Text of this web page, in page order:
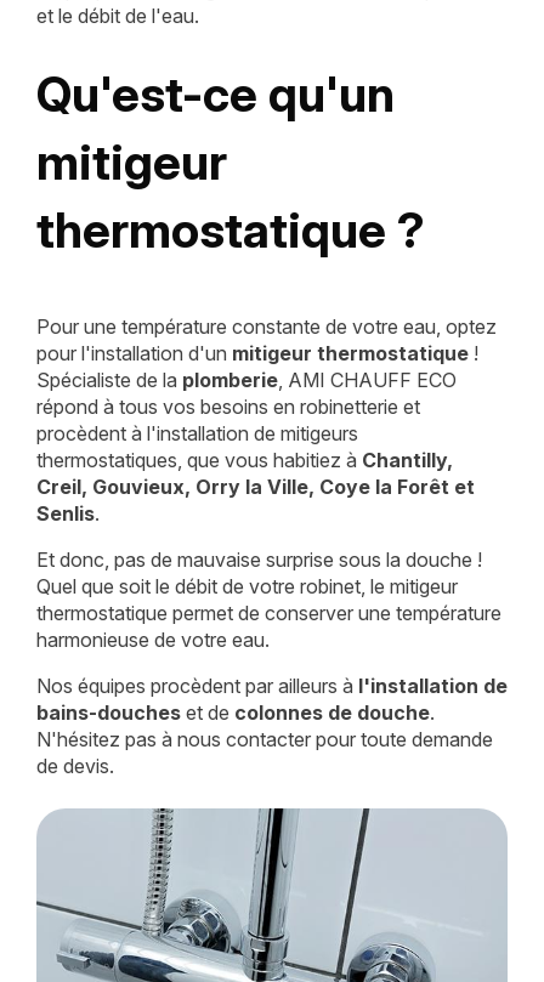
et le débit de l'eau.
Qu'est-ce qu'un
mitigeur
thermostatique ?
Pour une température constante de votre eau, optez
pour l'installation d'un mitigeur thermostatique!
Spécialiste de la plomberie, AMI CHAUFF ECO
répond à tous vos besoins en robinetterie et
procèdent à l'installation de mitigeurs
thermostatiques, que vous habitiez à Chantilly,
Creil, Gouvieux, Orry la Ville, Coye la Forêt et
Senlis.
Et donc, pas de mauvaise surprise sous la douche !
Quel que soit le débit de votre robinet, le mitigeur
thermostatique permet de conserver une température
harmonieuse de votre eau.
Nos équipes procèdent par ailleurs à l'installation de
bains-doucheset de colonnes de douche.
N'hésitez pas à nous contacter pour toute demande
de devis.